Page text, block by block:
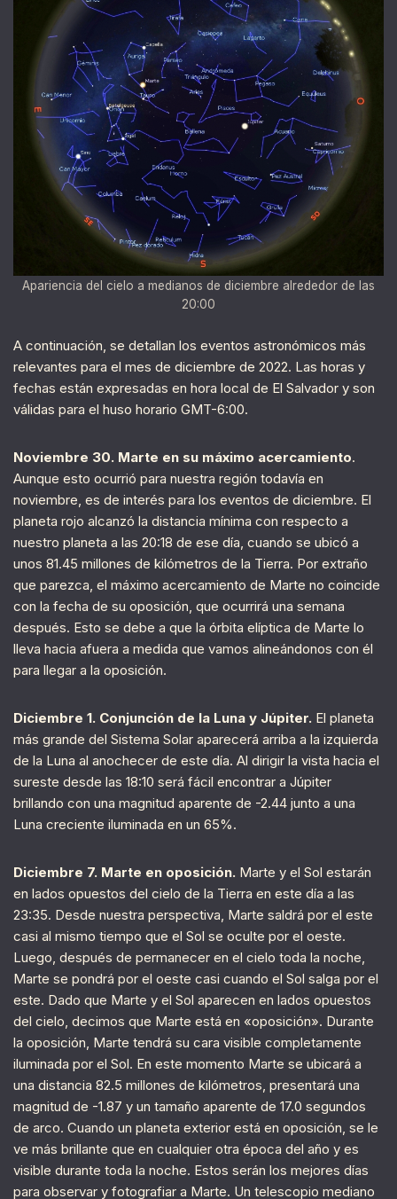
Apariencia del cielo a medianos de diciembre alrededor de las
20:00
A continuación, se detallan los eventos astronómicos más
relevantes para el mes de diciembre de 2022. Las horas y
fechas están expresadas en hora local de El Salvador y son
válidas para el huso horario GMT-6:00.
Noviembre 30. Marte en su máximo acercamiento.
Aunque esto ocurrió para nuestra región todavía en
noviembre, es de interés para los eventos de diciembre. El
planeta rojo alcanzó la distancia mínima con respecto a
nuestro planeta a las 20:18 de ese día, cuando se ubicó a
unos 81.45 millones de kilómetros de la Tierra. Por extraño
que parezca, el máximo acercamiento de Marte no coincide
con la fecha de su oposición, que ocurrirá una semana
después. Esto se debe a que la órbita elíptica de Marte lo
lleva hacia afuera a medida que vamos alineándonos con él
para llegar a la oposición.
Diciembre 1. Conjunción de la Luna y Júpiter. El planeta
más grande del Sistema Solar aparecerá arriba a la izquierda
de la Luna al anochecer de este día. Al dirigir la vista hacia el
sureste desde las 18:10 será fácil encontrar a Júpiter
brillando con una magnitud aparente de -2.44 junto a una
Luna creciente iluminada en un 65%.
Diciembre 7. Marte en oposición. Marte y el Sol estarán
en lados opuestos del cielo de la Tierra en este día a las
23:35. Desde nuestra perspectiva, Marte saldrá por el este
casi al mismo tiempo que el Sol se oculte por el oeste.
Luego, después de permanecer en el cielo toda la noche,
Marte se pondrá por el oeste casi cuando el Sol salga por el
este. Dado que Marte y el Sol aparecen en lados opuestos
del cielo, decimos que Marte está en «oposición». Durante
la oposición, Marte tendrá su cara visible completamente
iluminada por el Sol. En este momento Marte se ubicará a
una distancia 82.5 millones de kilómetros, presentará una
magnitud de -1.87 y un tamaño aparente de 17.0 segundos
de arco. Cuando un planeta exterior está en oposición, se le
ve más brillante que en cualquier otra época del año y es
visible durante toda la noche. Estos serán los mejores días
para observar y fotografiar a Marte. Un telescopio mediano